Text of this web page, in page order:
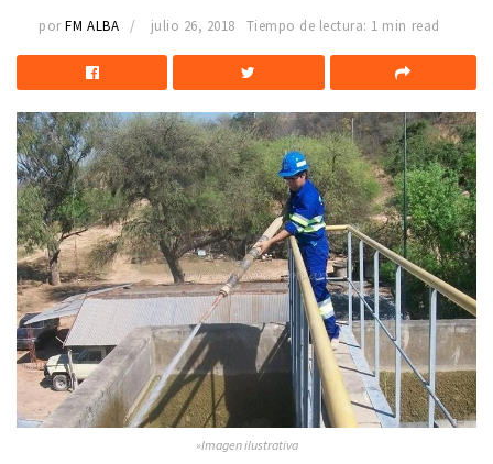
por FM ALBA julio 26, 2018 Tiempo de lectura: 1 min read
»Imagen ilustrativa